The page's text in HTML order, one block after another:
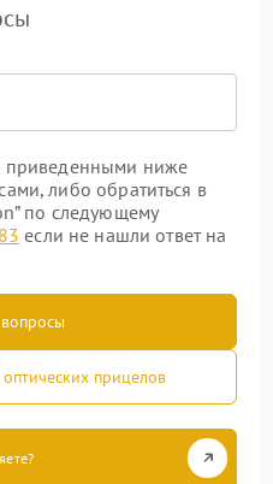
приведенными ниже
либо обратиться в
по следующему
если не нашли ответ на
прицелов